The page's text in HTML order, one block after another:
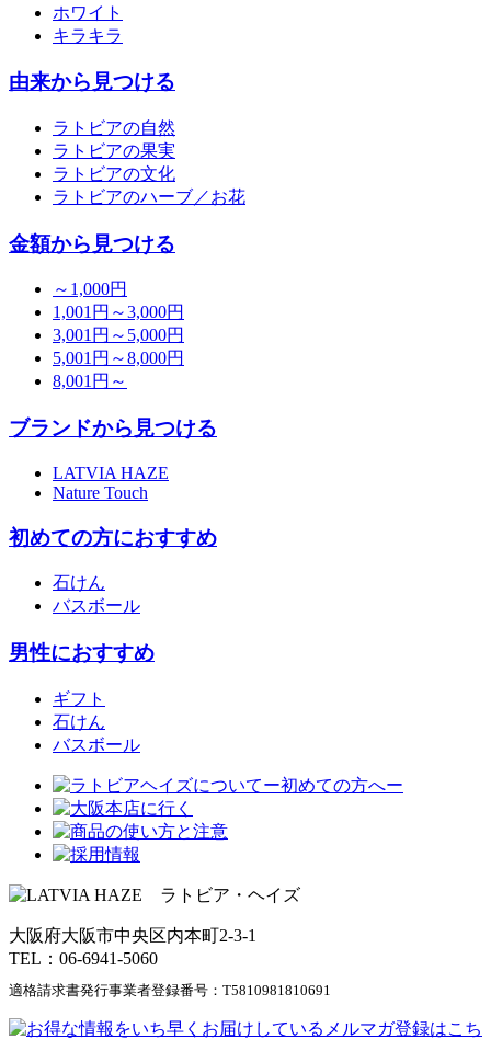
ホワイト
キラキラ
由来から見つける
ラトビアの自然
ラトビアの果実
ラトビアの文化
ラトビアのハーブ／お花
金額から見つける
～1,000円
1,001円～3,000円
3,001円～5,000円
5,001円～8,000円
8,001円～
ブランドから見つける
LATVIA HAZE
Nature Touch
初めての方におすすめ
石けん
バスボール
男性におすすめ
ギフト
石けん
バスボール
大阪府大阪市中央区内本町2-3-1
TEL：06-6941-5060
適格請求書発行事業者登録番号： T5810981810691